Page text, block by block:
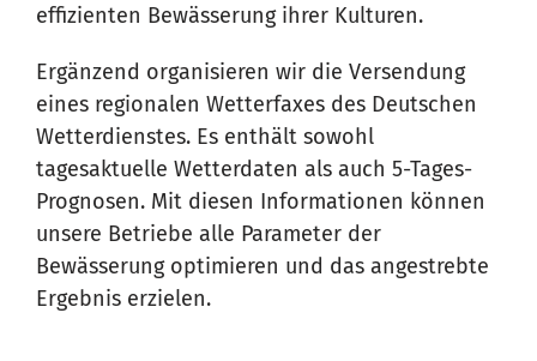
effizienten Bewässerung ihrer Kulturen.
Ergänzend organisieren wir die Versendung
eines regionalen Wetterfaxes des Deutschen
Wetterdienstes. Es enthält sowohl
tagesaktuelle Wetterdaten als auch 5-Tages-
Prognosen. Mit diesen Informationen können
unsere Betriebe alle Parameter der
Bewässerung optimieren und das angestrebte
Ergebnis erzielen.